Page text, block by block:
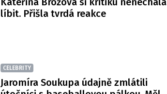
líbit. Přišla tvrdá reakce
CELEBRITY
Jaromíra Soukupa údajně zmlátili